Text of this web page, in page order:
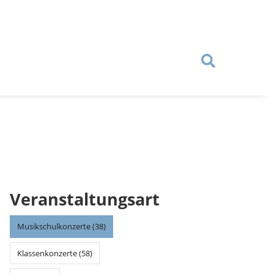
Veranstaltungsart
Musikschulkonzerte (38)
Klassenkonzerte (58)